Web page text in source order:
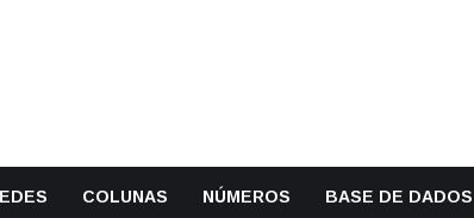
COLUNAS NÚMEROS BASE DE DADOS